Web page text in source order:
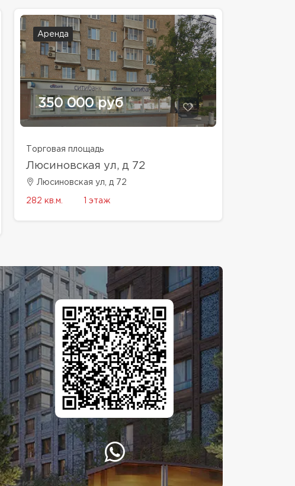
Аренда
350 000 руб
Торговая площадь
Люсиновская ул, д 72
Люсиновская ул, д 72
282 кв.м. 1 этаж